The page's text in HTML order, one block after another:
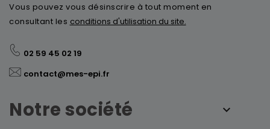
Vous pouvez vous désinscrire à tout moment en
consultant les conditions d'utilisation du site.
02 59 45 02 19
contact@mes-epi.fr
Notre société